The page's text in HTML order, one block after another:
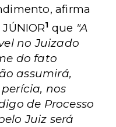
afirma
1 que "A
no Juizado
do fato
assumirá,
nos
de Processo
Juiz será